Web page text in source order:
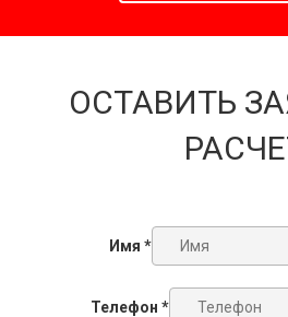
ОСТАВИТЬ
Имя *
Телефон *